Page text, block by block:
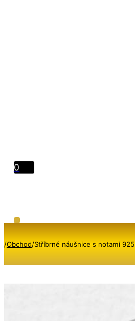
0
/Obchod/Stříbrné náušnice s notami 925